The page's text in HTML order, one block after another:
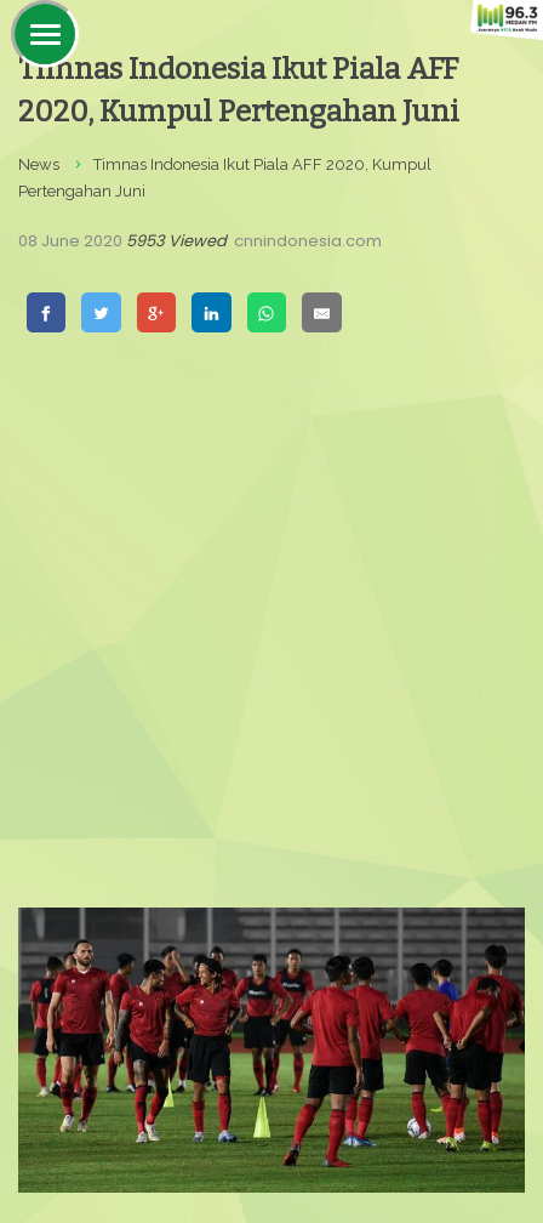
Timnas Indonesia Ikut Piala AFF
2020, Kumpul Pertengahan Juni
News
Timnas Indonesia Ikut Piala AFF 2020, Kumpul
Pertengahan Juni
08 June 2020 5953 Viewed cnnindonesia.com